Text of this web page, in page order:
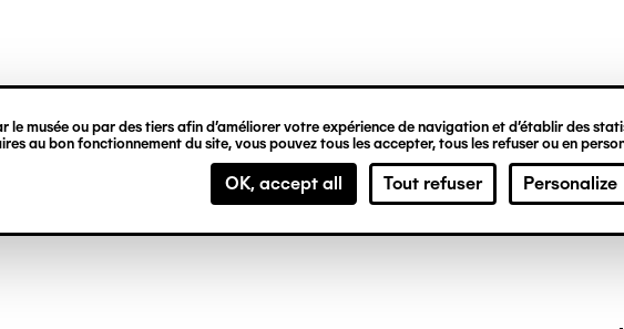
le musée ou par des tiers afin d’améliorer votre expérience de navigation et d’établir des
au bon fonctionnement du site, vous pouvez tous les accepter, tous les refuser ou en
OK, accept all Tout refuser Personalize
Garden